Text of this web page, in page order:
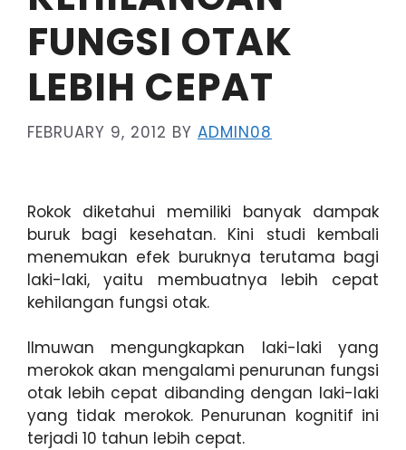
FUNGSI OTAK
LEBIH CEPAT
FEBRUARY 9, 2012 BY ADMIN08
Rokok diketahui memiliki banyak dampak
buruk bagi kesehatan. Kini studi kembali
menemukan efek buruknya terutama bagi
laki-laki, yaitu membuatnya lebih cepat
kehilangan fungsi otak.
Ilmuwan mengungkapkan laki-laki yang
merokok akan mengalami penurunan fungsi
otak lebih cepat dibanding dengan laki-laki
yang tidak merokok. Penurunan kognitif ini
terjadi 10 tahun lebih cepat.